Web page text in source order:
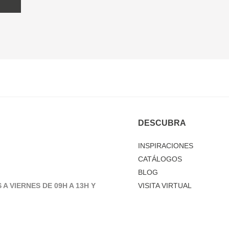
A VIERNES DE 09H A 13H Y
DESCUBRA
INSPIRACIONES
CATÁLOGOS
BLOG
VISITA VIRTUAL